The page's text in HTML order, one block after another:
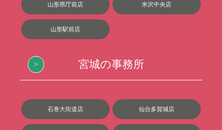
山形県庁前店 米沢中央店
山形駅前店
宮城の事務所
石巻大街道店 仙台多賀城店